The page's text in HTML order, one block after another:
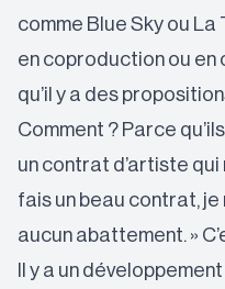
comme Blue Sky ou
en coproduction ou en
qu’il y a des
Comment ? Parce
un contrat d’artiste qui
fais un beau contrat,
aucun abattement. »
Il y a un